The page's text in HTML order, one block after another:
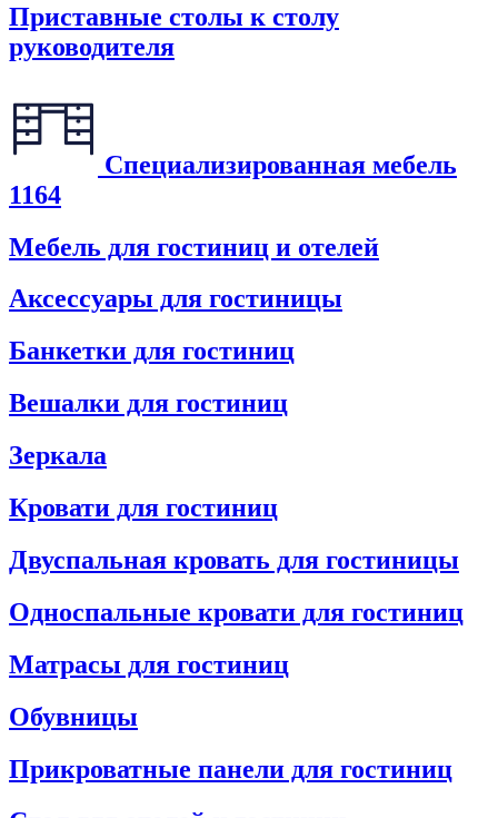
Приставные столы к столу
руководителя
Специализированная мебель
1164
Мебель для гостиниц и отелей
Аксессуары для гостиницы
Банкетки для гостиниц
Вешалки для гостиниц
Зеркала
Кровати для гостиниц
Двуспальная кровать для гостиницы
Односпальные кровати для гостиниц
Матрасы для гостиниц
Обувницы
Прикроватные панели для гостиниц